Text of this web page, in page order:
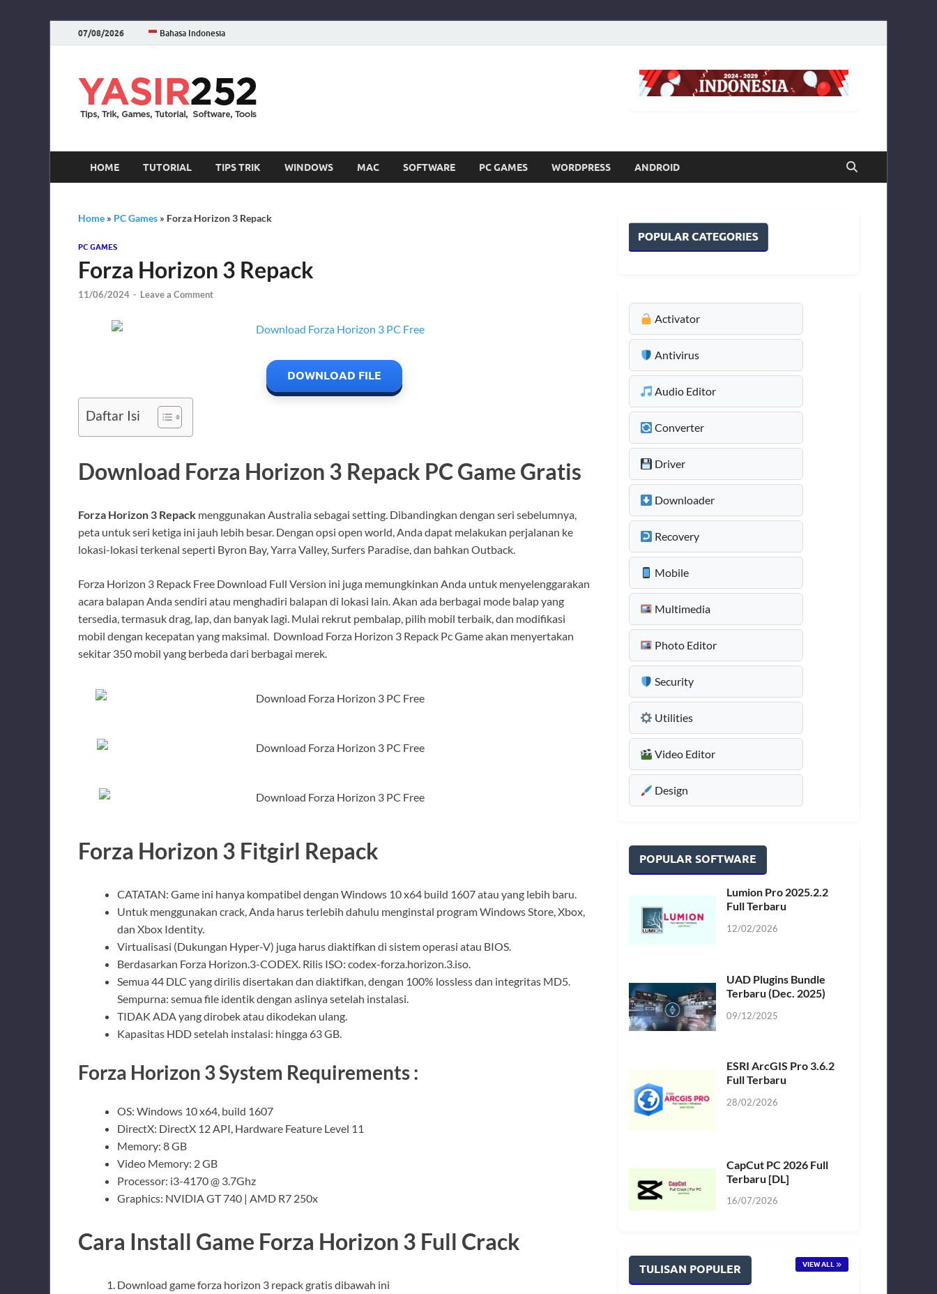
07/08/2026 Bahasa Indonesia
HOME TUTORIAL TIPS TRIK WINDOWS MAC SOFTWARE PC GAMES WORDPRESS ANDROID
Home » PC Games » Forza Horizon 3 Repack
PC GAMES
Forza Horizon 3 Repack
11/06/2024 - Leave a Comment
DOWNLOAD FILE
Daftar Isi
Download Forza Horizon 3 Repack PC Game Gratis
Forza Horizon 3 Repack menggunakan Australia sebagai setting. Dibandingkan dengan seri sebelumnya,
peta untuk seri ketiga ini jauh lebih besar. Dengan opsi open world, Anda dapat melakukan perjalanan ke
lokasi-lokasi terkenal seperti Byron Bay, Yarra Valley, Surfers Paradise, dan bahkan Outback.
Forza Horizon 3 Repack Free Download Full Version ini juga memungkinkan Anda untuk menyelenggarakan
acara balapan Anda sendiri atau menghadiri balapan di lokasi lain. Akan ada berbagai mode balap yang
tersedia, termasuk drag, lap, dan banyak lagi. Mulai rekrut pembalap, pilih mobil terbaik, dan modifikasi
mobil dengan kecepatan yang maksimal. Download Forza Horizon 3 Repack Pc Game akan menyertakan
sekitar 350 mobil yang berbeda dari berbagai merek.
Forza Horizon 3 Fitgirl Repack
CATATAN: Game ini hanya kompatibel dengan Windows 10 x64 build 1607 atau yang lebih baru.
Untuk menggunakan crack, Anda harus terlebih dahulu menginstal program Windows Store, Xbox,
dan Xbox Identity.
Virtualisasi (Dukungan Hyper-V) juga harus diaktifkan di sistem operasi atau BIOS.
Berdasarkan Forza Horizon.3-CODEX. Rilis ISO: codex-forza.horizon.3.iso.
Semua 44 DLC yang dirilis disertakan dan diaktifkan, dengan 100% lossless dan integritas MD5.
Sempurna: semua file identik dengan aslinya setelah instalasi.
TIDAK ADA yang dirobek atau dikodekan ulang.
Kapasitas HDD setelah instalasi: hingga 63 GB.
Forza Horizon 3 System Requirements :
OS: Windows 10 x64, build 1607
DirectX: DirectX 12 API, Hardware Feature Level 11
Memory: 8 GB
Video Memory: 2 GB
Processor: i3-4170 @ 3.7Ghz
Graphics: NVIDIA GT 740 | AMD R7 250x
Cara Install Game Forza Horizon 3 Full Crack
Download game forza horizon 3 repack gratis dibawah ini
Activator
Antivirus
Audio Editor
Converter
Driver
Downloader
Recovery
Mobile
Multimedia
Photo Editor
Security
Utilities
Video Editor
Design
POPULAR SOFTWARE
Lumion Pro 2025.2.2
Full Terbaru
12/02/2026
UAD Plugins Bundle
Terbaru (Dec. 2025)
09/12/2025
ESRI ArcGIS Pro 3.6.2
Full Terbaru
28/02/2026
CapCut PC 2026 Full
Terbaru [DL]
16/07/2026
TULISAN POPULER VIEW ALL